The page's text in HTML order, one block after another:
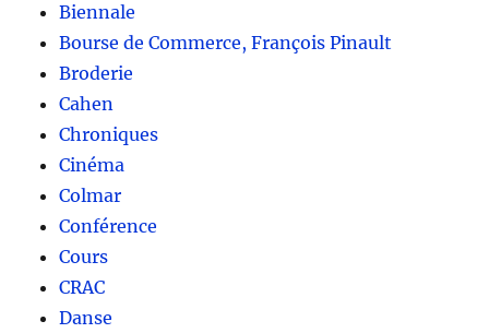
Biennale
Bourse de Commerce, François Pinault
Broderie
Cahen
Chroniques
Cinéma
Colmar
Conférence
Cours
CRAC
Danse